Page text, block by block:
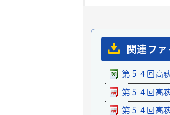
関連フ
第５４回高
第５４回高
第５４回高